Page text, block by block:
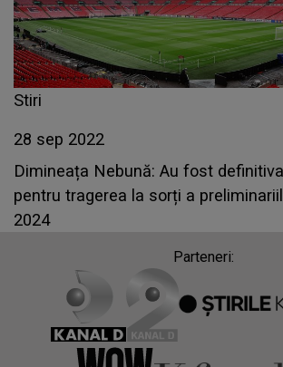
Stiri
28 sep 2022
Dimineața Nebună: Au fost
pentru tragerea la sorți a
2024
Parteneri: